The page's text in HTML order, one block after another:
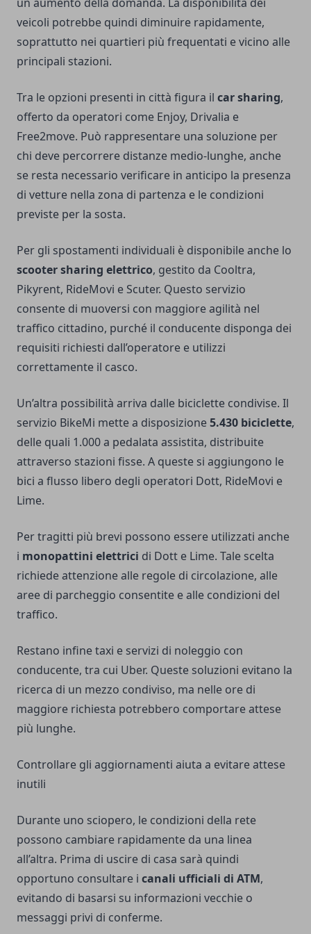
veicoli potrebbe quindi diminuire rapidamente,
soprattutto nei quartieri più frequentati e vicino alle
principali stazioni.
Tra le opzioni presenti in città figura il car sharing,
offerto da operatori come Enjoy, Drivalia e
Free2move. Può rappresentare una soluzione per
chi deve percorrere distanze medio-lunghe, anche
se resta necessario verificare in anticipo la presenza
di vetture nella zona di partenza e le condizioni
previste per la sosta.
Per gli spostamenti individuali è disponibile anche lo
scooter sharing elettrico, gestito da Cooltra,
Pikyrent, RideMovi e Scuter. Questo servizio
consente di muoversi con maggiore agilità nel
traffico cittadino, purché il conducente disponga dei
requisiti richiesti dall’operatore e utilizzi
correttamente il casco.
Un’altra possibilità arriva dalle biciclette condivise. Il
servizio BikeMi mette a disposizione5.430 biciclette,
delle quali 1.000 a pedalata assistita, distribuite
attraverso stazioni fisse. A queste si aggiungono le
bici a flusso libero degli operatori Dott, RideMovi e
Lime.
Per tragitti più brevi possono essere utilizzati anche
i monopattini elettrici di Dott e Lime. Tale scelta
richiede attenzione alle regole di circolazione, alle
aree di parcheggio consentite e alle condizioni del
traffico.
Restano infine taxi e servizi di noleggio con
conducente, tra cui Uber. Queste soluzioni evitano la
ricerca di un mezzo condiviso, ma nelle ore di
maggiore richiesta potrebbero comportare attese
più lunghe.
Controllare gli aggiornamenti aiuta a evitare attese
inutili
Durante uno sciopero, le condizioni della rete
possono cambiare rapidamente da una linea
all’altra. Prima di uscire di casa sarà quindi
opportuno consultare i canali ufficiali di ATM,
evitando di basarsi su informazioni vecchie o
messaggi privi di conferme.